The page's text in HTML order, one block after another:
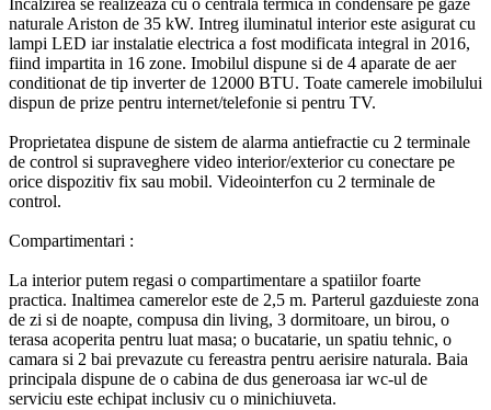
Incalzirea se realizeaza cu o centrala termica in condensare pe gaze
naturale Ariston de 35 kW. Intreg iluminatul interior este asigurat cu
lampi LED iar instalatie electrica a fost modificata integral in 2016,
fiind impartita in 16 zone. Imobilul dispune si de 4 aparate de aer
conditionat de tip inverter de 12000 BTU. Toate camerele imobilului
dispun de prize pentru internet/telefonie si pentru TV.
Proprietatea dispune de sistem de alarma antiefractie cu 2 terminale
de control si supraveghere video interior/exterior cu conectare pe
orice dispozitiv fix sau mobil. Videointerfon cu 2 terminale de
control.
Compartimentari :
La interior putem regasi o compartimentare a spatiilor foarte
practica. Inaltimea camerelor este de 2,5 m. Parterul gazduieste zona
de zi si de noapte, compusa din living, 3 dormitoare, un birou, o
terasa acoperita pentru luat masa; o bucatarie, un spatiu tehnic, o
camara si 2 bai prevazute cu fereastra pentru aerisire naturala. Baia
principala dispune de o cabina de dus generoasa iar wc-ul de
serviciu este echipat inclusiv cu o minichiuveta.